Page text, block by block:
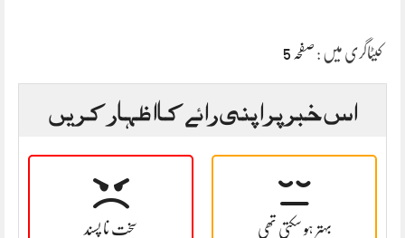
کیٹاگری میں : صفحہ 5
اس خبر پر اپنی رائے کا اظہار کریں
سخت نا پسند بہتر ہو سکتی تھی